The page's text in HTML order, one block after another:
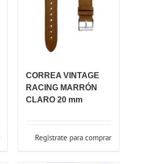
CORREA VINTAGE
RACING MARRÓN
CLARO 20 mm
Registrate para comprar